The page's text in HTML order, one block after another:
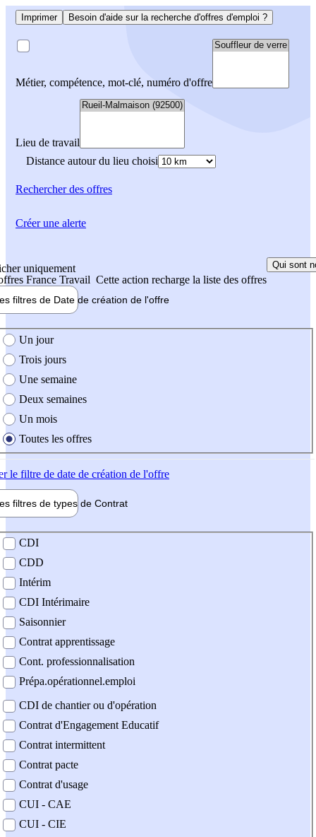
Imprimer Besoin d'aide sur la recherche d'offres d'emploi ?
Métier, compétence, mot-clé, numéro d'offre
Lieu de travail
Distance autour du lieu choisi
Rechercherdes offres
uniquement
France Travail Cette action recharge la liste des offres
Qui sont
filtres de Date de création de l'offre
création de l'offre
Un jour
Trois jours
Une semaine
Deux semaines
Un mois
Toutes les offres
le filtre de date de création de l'offre
filtres de types de Contrat
contrat
CDI
CDD
Intérim
CDI Intérimaire
Saisonnier
Contrat apprentissage
Cont. professionnalisation
Prépa.opérationnel.emploi
CDI de chantier ou d'opération
Contrat d'Engagement Educatif
Contrat intermittent
Contrat pacte
Contrat d'usage
CUI - CAE
CUI - CIE
Créer une alerte